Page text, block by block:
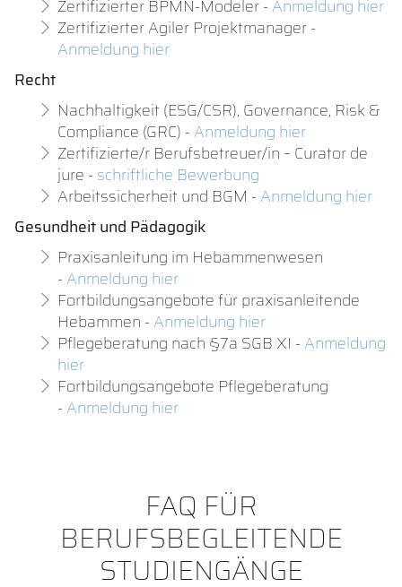
Zertifizierter BPMN-Modeler - Anmeldung hier
Zertifizierter Agiler Projektmanager -
Anmeldung hier
Recht
Nachhaltigkeit (ESG/CSR), Governance, Risk &
Compliance (GRC) - Anmeldung hier
Zertifizierte/r Berufsbetreuer/in – Curator de
jure - schriftliche Bewerbung
Arbeitssicherheit und BGM - Anmeldung hier
Gesundheit und Pädagogik
Praxisanleitung im Hebammenwesen
- Anmeldung hier
Fortbildungsangebote für praxisanleitende
Hebammen - Anmeldung hier
Pflegeberatung nach §7a SGB XI - Anmeldung
hier
Fortbildungsangebote Pflegeberatung
- Anmeldung hier
FAQ FÜR
BERUFSBEGLEITENDE
STUDIENGÄNGE